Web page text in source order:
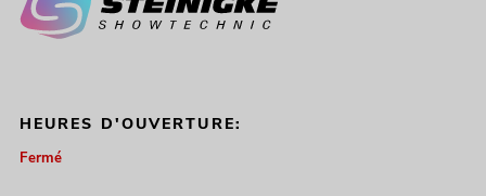
HEURES D'OUVERTURE:
Fermé